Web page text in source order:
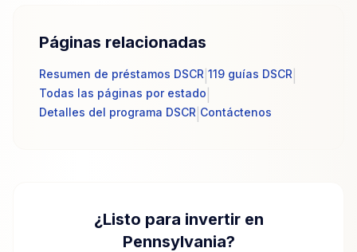
Páginas relacionadas
Resumen de préstamos DSCR 119 guías DSCR
Todas las páginas por estado
Detalles del programa DSCR Contáctenos
¿Listo para invertir en
Pennsylvania?